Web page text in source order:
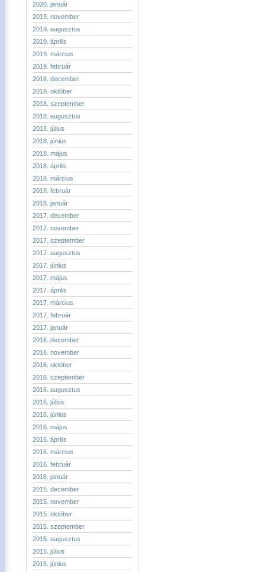
2020. január
2019. november
2019. augusztus
2019. április
2019. március
2019. február
2018. december
2018. október
2018. szeptember
2018. augusztus
2018. július
2018. június
2018. május
2018. április
2018. március
2018. február
2018. január
2017. december
2017. november
2017. szeptember
2017. augusztus
2017. június
2017. május
2017. április
2017. március
2017. február
2017. január
2016. december
2016. november
2016. október
2016. szeptember
2016. augusztus
2016. július
2016. június
2016. május
2016. április
2016. március
2016. február
2016. január
2015. december
2015. november
2015. október
2015. szeptember
2015. augusztus
2015. július
2015. június